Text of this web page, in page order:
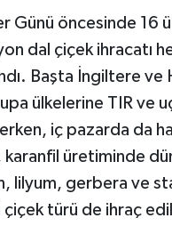
Günü öncesinde 16
dal çiçek ihracatı
Başta İngiltere ve
ülkelerine TIR ve
iç pazarda da
karanfil üretiminde
lilyum, gerbera ve
çiçek türü de ihraç